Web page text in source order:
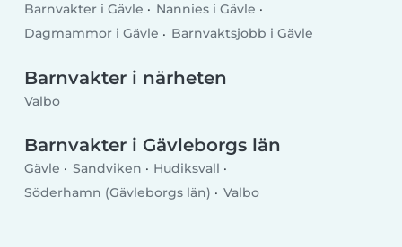
Barnvakter i Gävle
Nannies i Gävle
Dagmammor i Gävle
Barnvaktsjobb i Gävle
Barnvakter i närheten
Valbo
Barnvakter i Gävleborgs län
Gävle Sandviken
Hudiksvall
Söderhamn (Gävleborgs län)
Valbo